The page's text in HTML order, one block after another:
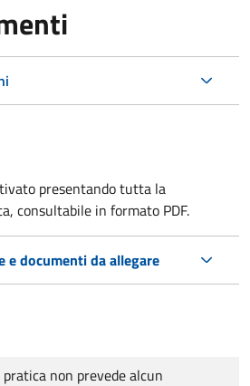
presentando tutta la
consultabile in formato PDF.
e documenti da allegare
non prevede alcun